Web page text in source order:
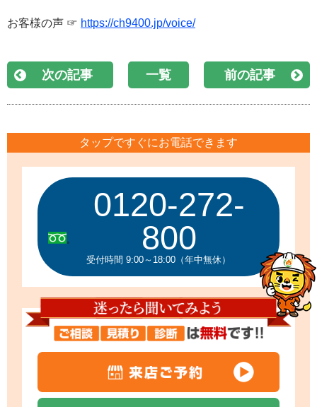
お客様の声 ☞ https://ch9400.jp/voice/
次の記事 一覧 前の記事
タップですぐにお電話できます
0120-272-
800
受付時間 9:00～18:00（年中無休）